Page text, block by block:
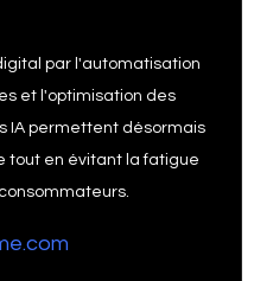
par l'automatisation
et l'optimisation des
IA permettent désormais
tout en évitant la fatigue